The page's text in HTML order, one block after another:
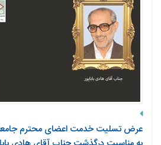
عرض تسلیت خدمت اعضای محترم جامعه